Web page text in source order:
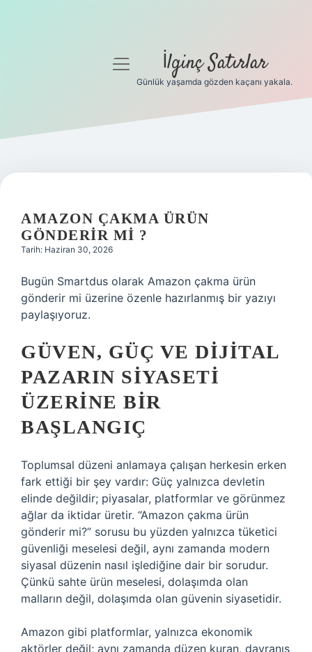
Gizlilik Politikası
Yasal Uyarı
menüyü
İlginç Satırlar
Günlük yaşamda gözden kaçanı yakala.
AMAZON ÇAKMA ÜRÜN
GÖNDERIR MI ?
Tarih: Haziran 30, 2026
Bugün Smartdus olarak Amazon çakma ürün
gönderir mi üzerine özenle hazırlanmış bir yazıyı
paylaşıyoruz.
GÜVEN, GÜÇ VE DIJITAL
PAZARIN SIYASETI
ÜZERINE BIR
BAŞLANGIÇ
Toplumsal düzeni anlamaya çalışan herkesin erken
fark ettiği bir şey vardır: Güç yalnızca devletin
elinde değildir; piyasalar, platformlar ve görünmez
ağlar da iktidar üretir. “Amazon çakma ürün
gönderir mi?” sorusu bu yüzden yalnızca tüketici
güvenliği meselesi değil, aynı zamanda modern
siyasal düzenin nasıl işlediğine dair bir sorudur.
Çünkü sahte ürün meselesi, dolaşımda olan
malların değil, dolaşımda olan güvenin siyasetidir.
Amazon gibi platformlar, yalnızca ekonomik
aktörler değil; aynı zamanda düzen kuran, davranış